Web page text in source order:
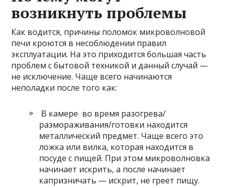
возникнуть проблемы
Как водится, причины поломок микроволновой
печи кроются в несоблюдении правил
эксплуатации. На это приходится большая часть
проблем с бытовой техникой и данный случай —
не исключение. Чаще всего начинаются
неполадки после того как:
В камере во время разогрева/
размораживания/готовки находится
металлический предмет. Чаще всего это
ложка или вилка, которая находится в
посуде с пищей. При этом микроволновка
начинает искрить, а после начинает
капризничать — искрит, не греет пищу.